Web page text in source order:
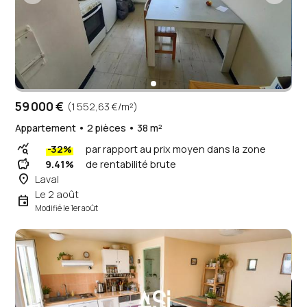
59 000 € (1 552,63 €/m²)
Appartement • 2 pièces • 38 m²
query_stats -32% par rapport au prix moyen dans la zone
savings 9.41% de rentabilité brute
place Laval
event Le 2 août
Modifié le 1er août